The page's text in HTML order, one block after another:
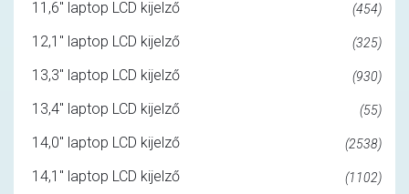
11,6" laptop LCD kijelző (454)
12,1" laptop LCD kijelző (325)
13,3" laptop LCD kijelző (930)
13,4" laptop LCD kijelző (55)
14,0" laptop LCD kijelző (2538)
14,1" laptop LCD kijelző (1102)